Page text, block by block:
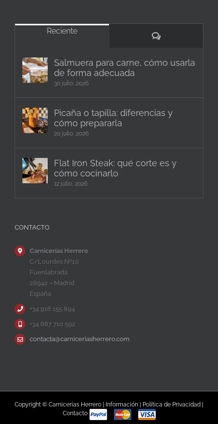
Reciente
Comentarios
Salmuera para carne, cómo usarla
de forma adecuada
30 julio, 2026
Picaña o tapilla: diferencias y
cómo prepararla
20 julio, 2026
Flat Iron Steak: qué corte es y
cómo cocinarlo
12 julio, 2026
CONTACTO
Carnicerías Herrero
C/Lourdes Nº10
Fuenlabrada
28942 – Madrid
España
+34 916 155 894
+34 687 710 592
contacta@carniceriasherrero.com
Copyright © Carnicerías Herrero | Información | Política de Privacidad |
Contacto